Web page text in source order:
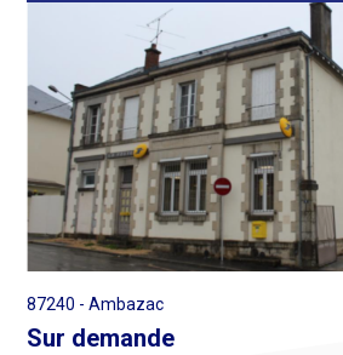
Immeuble
usage
de
logement
bureau
de
87240 - Ambazac
Sur demande